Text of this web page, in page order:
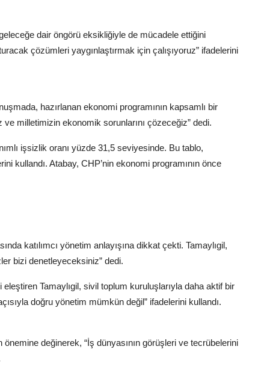
dair öngörü eksikliğiyle de mücadele ettiğini
çözümleri yaygınlaştırmak için çalışıyoruz” ifadelerini
hazırlanan ekonomi programının kapsamlı bir
ve milletimizin ekonomik sorunlarını çözeceğiz” dedi.
işsizlik oranı yüzde 31,5 seviyesinde. Bu tablo,
kullandı. Atabay, CHP’nin ekonomi programının önce
katılımcı yönetim anlayışına dikkat çekti. Tamaylıgil,
bizi denetleyeceksiniz” dedi.
Tamaylıgil, sivil toplum kuruluşlarıyla daha aktif bir
doğru yönetim mümkün değil” ifadelerini kullandı.
değinerek, “İş dünyasının görüşleri ve tecrübelerini